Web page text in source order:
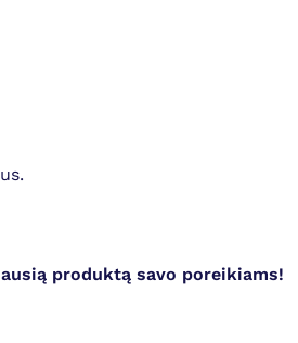
produktą savo poreikiams!